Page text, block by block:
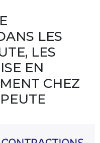
LES
LES
EN
CHEZ